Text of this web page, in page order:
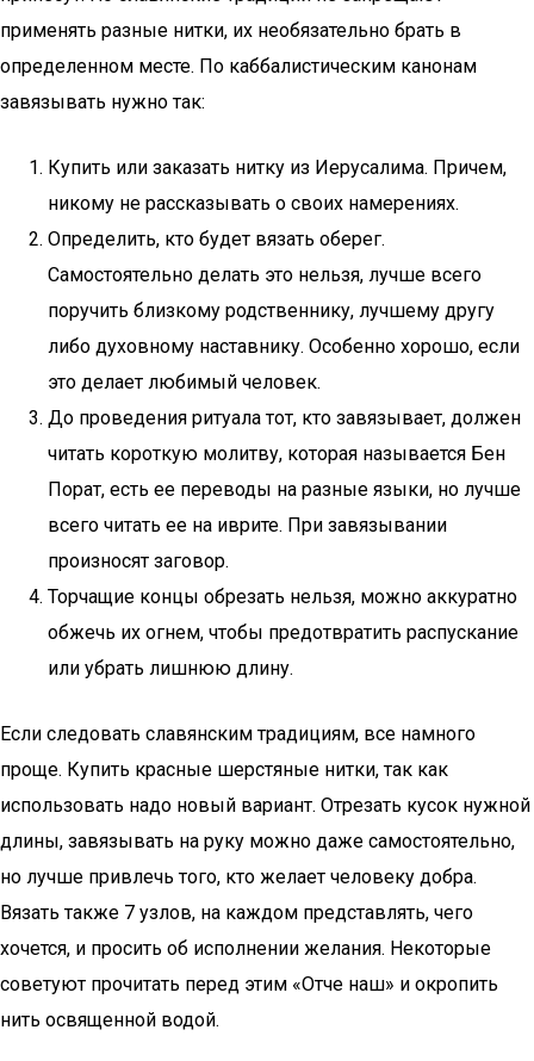
применять разные нитки, их необязательно брать в
определенном месте. По каббалистическим канонам
завязывать нужно так:
Купить или заказать нитку из Иерусалима. Причем,
никому не рассказывать о своих намерениях.
Определить, кто будет вязать оберег.
Самостоятельно делать это нельзя, лучше всего
поручить близкому родственнику, лучшему другу
либо духовному наставнику. Особенно хорошо, если
это делает любимый человек.
До проведения ритуала тот, кто завязывает, должен
читать короткую молитву, которая называется Бен
Порат, есть ее переводы на разные языки, но лучше
всего читать ее на иврите. При завязывании
произносят заговор.
Торчащие концы обрезать нельзя, можно аккуратно
обжечь их огнем, чтобы предотвратить распускание
или убрать лишнюю длину.
Если следовать славянским традициям, все намного
проще. Купить красные шерстяные нитки, так как
использовать надо новый вариант. Отрезать кусок нужной
длины, завязывать на руку можно даже самостоятельно,
но лучше привлечь того, кто желает человеку добра.
Вязать также 7 узлов, на каждом представлять, чего
хочется, и просить об исполнении желания. Некоторые
советуют прочитать перед этим «Отче наш» и окропить
нить освященной водой.